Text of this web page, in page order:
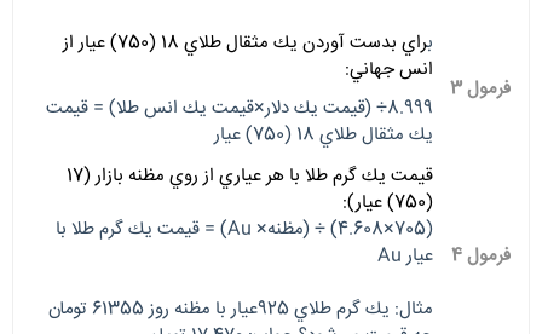
فرمول 3
ب
راي بدست آوردن يك مثقال طلاي 18 (750) عيار از
انس جهاني:
8.999÷ (قيمت يك دلار×قيمت يك انس طلا) = قيمت
يك مثقال طلاي 18 (750) عيار
فرمول 4
قيمت يك گرم طلا با هر عياري از روي مظنه بازار (17
(750) عيار):
(705×4.608) ÷ (مظنه× Au) = قيمت يك گرم طلا با
عيار Au
مثال: يك گرم طلاي 925عيار با مظنه روز 61355 تومان